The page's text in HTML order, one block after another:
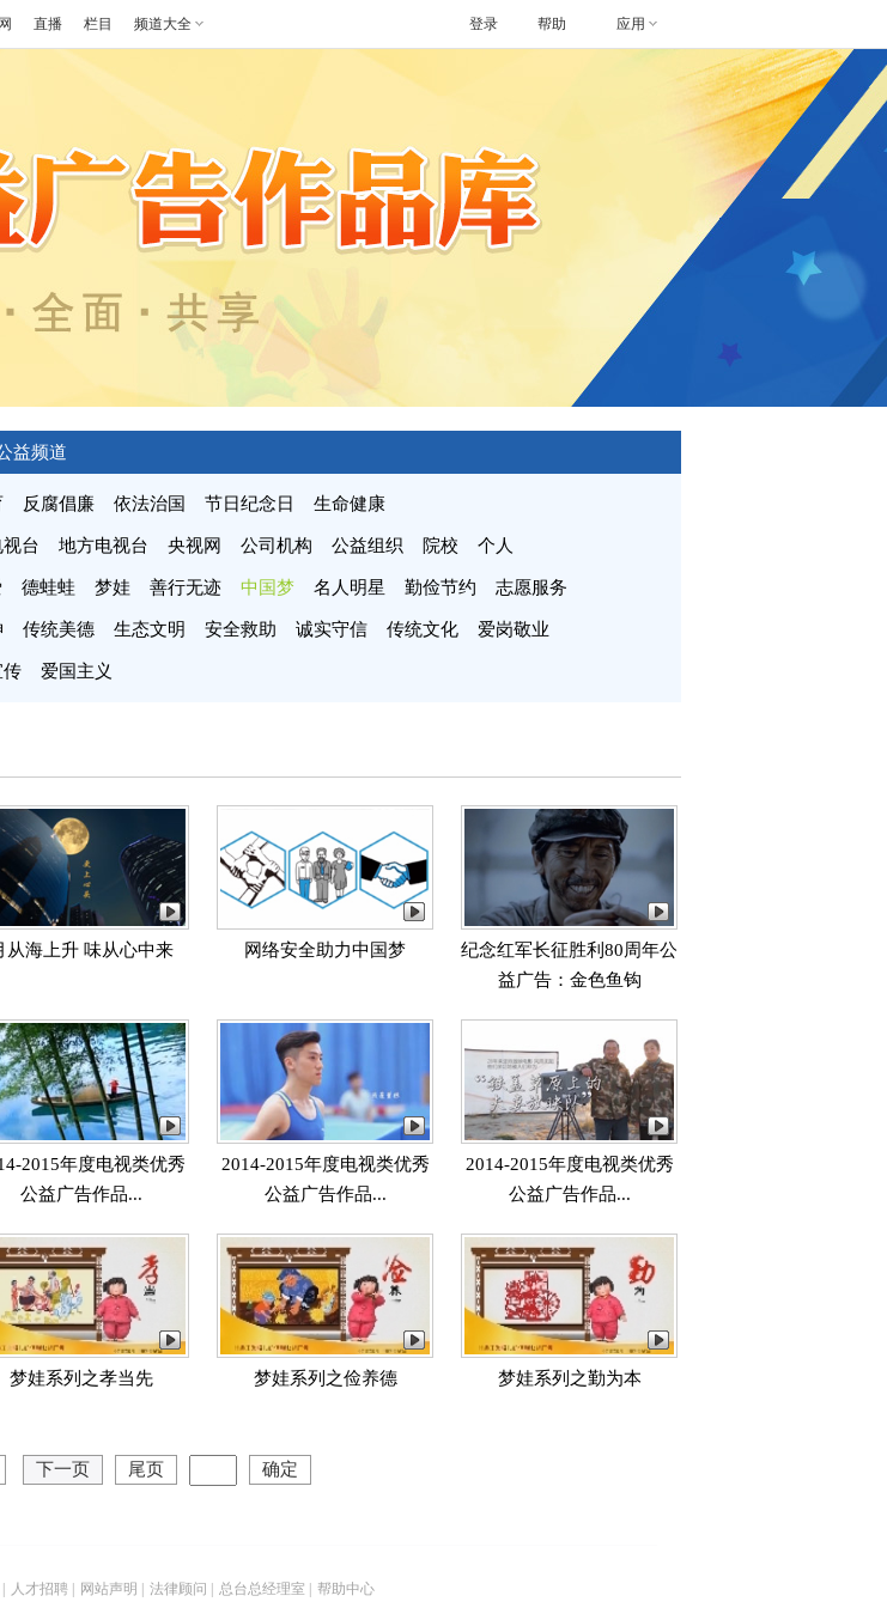
直播 栏目 频道大全 帮助 应用
登录
益频道
反腐倡廉 依法治国 节日纪念日 生命健康
台 地方电视台 央视网 公司机构 公益组织 院校 个人
德蛙蛙 梦娃 善行无迹 中国梦 名人明星 勤俭节约 志愿服务
传统美德 生态文明 安全救助 诚实守信 传统文化 爱岗敬业
传 爱国主义
从海上升 味从心中来 网络安全助力中国梦
纪念红军长征胜利80周年公
益广告：金色鱼钩
2015年度电视类优秀
公益广告作品...
2014-2015年度电视类优秀
公益广告作品...
2014-2015年度电视类优秀
公益广告作品...
梦娃系列之孝当先 梦娃系列之俭养德 梦娃系列之勤为本
下一页 尾页 确定
人才招聘 网站声明 法律顾问 总台总经理室 帮助中心